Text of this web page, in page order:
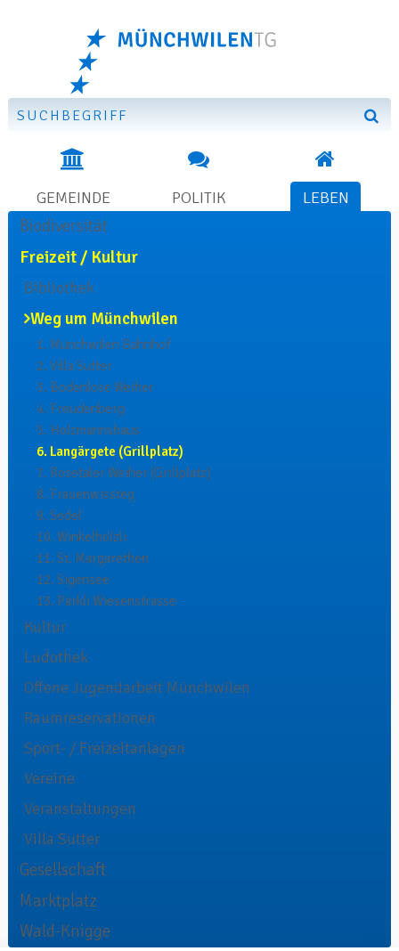
GEMEINDE POLITIK LEBEN
Suchbegriff
SUBNAVIGATION
LEBEN
Biodiversität
Freizeit / Kultur
Bibliothek
Weg um Münchwilen
1. Münchwilen Bahnhof
2. Villa Sutter
3. Bodenlose Weiher
4. Freudenberg
5. Holzmannshaus
6. Langärgete (Grillplatz)
7. Rosetaler Weiher (Grillplatz)
8. Frauenwissteg
9. Sedel
10. Winkelhölzli
11. St. Margarethen
12. Sigensee
13. Pärkli Wiesenstrasse
Kultur
Ludothek
Offene Jugendarbeit Münchwilen
Raumreservationen
Sport- / Freizeitanlagen
Vereine
Veranstaltungen
Villa Sutter
Gesellschaft
Marktplatz
Wald-Knigge